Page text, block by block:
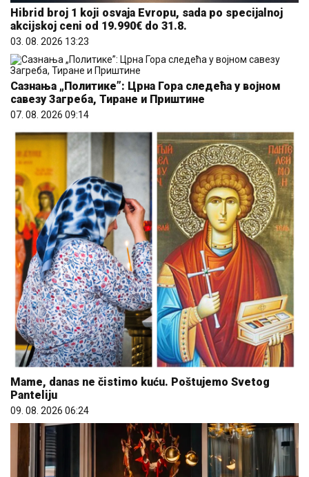
Hibrid broj 1 koji osvaja Evropu, sada po specijalnoj
akcijskoj ceni od 19.990€ do 31.8.
03. 08. 2026 13:23
Сазнања „Политике”: Црна Гора следећа у војном
савезу Загреба, Тиране и Приштине
07. 08. 2026 09:14
Mame, danas ne čistimo kuću. Poštujemo Svetog
Panteliju
09. 08. 2026 06:24